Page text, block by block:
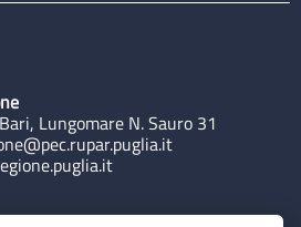
Lungomare N. Sauro 31